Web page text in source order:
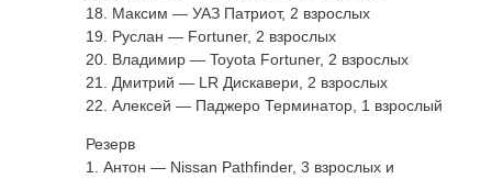
18. Максим — УАЗ Патриот, 2 взрослых
19. Руслан — Fortuner, 2 взрослых
20. Владимир — Toyota Fortuner, 2 взрослых
21. Дмитрий — LR Дискавери, 2 взрослых
22. Алексей — Паджеро Терминатор, 1 взрослый
Резерв
1. Антон — Nissan Pathfinder, 3 взрослых и